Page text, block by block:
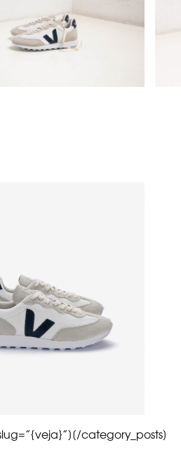
category_posts]